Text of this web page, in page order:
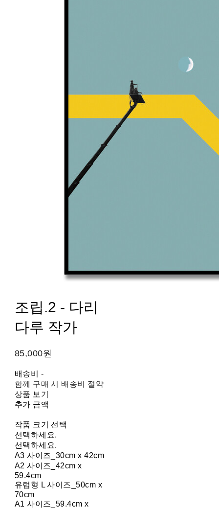
조립.2 - 다리
다루 작가
85,000원
배송비 -
함께 구매 시 배송비 절약
상품 보기
추가 금액
작품 크기 선택
선택하세요.
선택하세요.
A3 사이즈_30cm x 42cm
A2 사이즈_42cm x
59.4cm
유럽형 L 사이즈_50cm x
70cm
A1 사이즈_59.4cm x